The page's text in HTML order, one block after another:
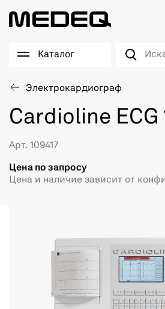
Каталог
Электрокардиограф
Cardioline ECG
Арт. 109417
Цена по запросу
Цена и наличие зависит от